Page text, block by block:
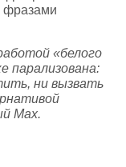
фразами
«белого
парализована:
ни вызвать
Max.